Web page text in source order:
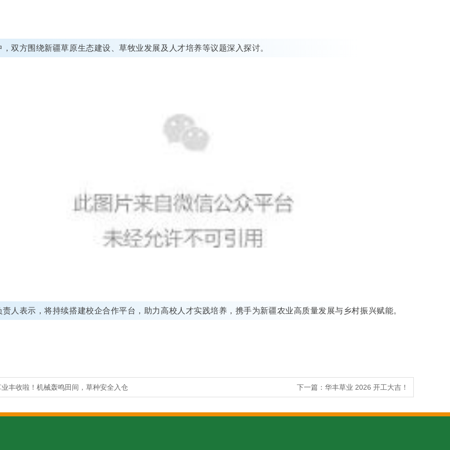
，双方围绕新疆草原生态建设、草牧业发展及人才培养等议题深入探讨。
责人表示，将持续搭建校企合作平台，助力高校人才实践培养，携手为新疆农业高质量发展与乡村振兴赋能。
丰收啦！机械轰鸣田间，草种安全入仓 下一篇： 华丰草业 2026 开工大吉！